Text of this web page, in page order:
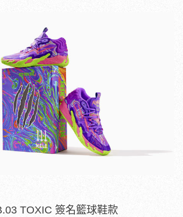
TOXIC 簽名籃球鞋款